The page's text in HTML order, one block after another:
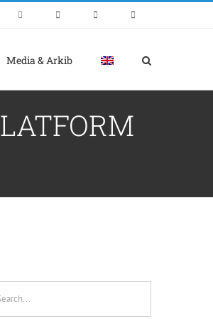
Media & Arkib